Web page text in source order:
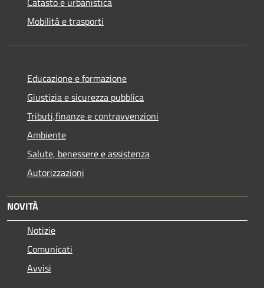
Mobilità e trasporti
Educazione e formazione
Giustizia e sicurezza pubblica
Tributi,finanze e contravvenzioni
Ambiente
Salute, benessere e assistenza
Autorizzazioni
NOVITÀ
Notizie
Comunicati
Avvisi